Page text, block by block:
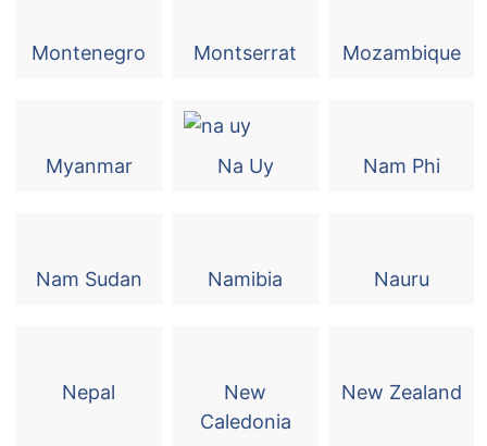
Montenegro Montserrat Mozambique
Myanmar Na Uy Nam Phi
Nam Sudan Namibia Nauru
Nepal
New
Caledonia
New Zealand